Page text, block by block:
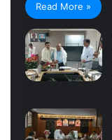
Read More »